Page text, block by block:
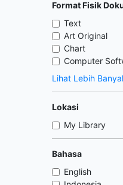
Format Fisik
Text
Art Original
Chart
Computer
Lihat Lebih
Lokasi
My Library
Bahasa
English